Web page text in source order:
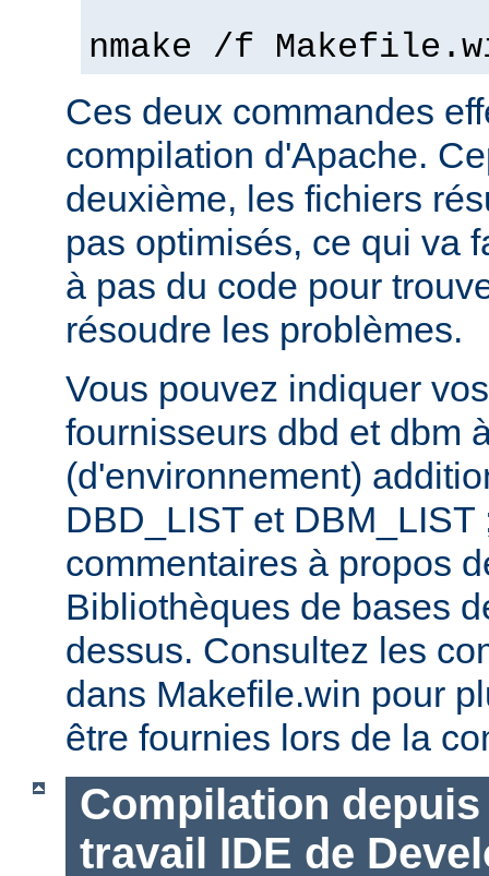
nmake /f
Ces deux commandes
compilation d'Apache.
deuxième, les fichiers
pas optimisés, ce qui va
à pas du code pour
résoudre les problèmes.
Vous pouvez indiquer
fournisseurs dbd et dbm
(d'environnement)
DBD_LIST et DBM_LIST
commentaires à propos
Bibliothèques de bases
dessus. Consultez les
dans Makefile.win pour
être fournies lors de la
Compilation
travail IDE de